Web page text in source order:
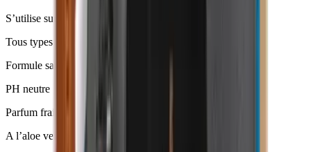
S’utilise sur le visage, le corps et cheveux
Tous types de peaux et de cheveux
Formule sans savon
PH neutre
Parfum frais et tonique
A l’aloe vera bio *